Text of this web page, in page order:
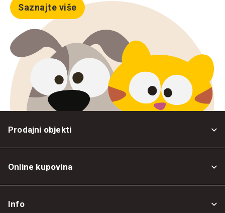
Saznajte više
Prodajni objekti
Online kupovina
Info